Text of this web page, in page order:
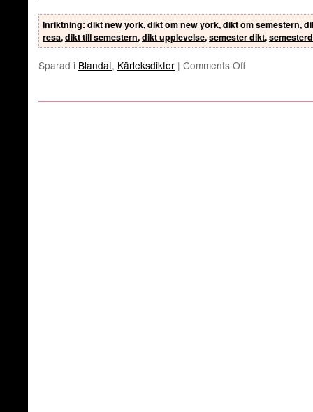
Inriktning: dikt new york,dikt om new york,dikt om semestern,
resa,dikt till semestern,dikt upplevelse,semester dikt,
Sparad i Blandat, Kärleksdikter | Comments Off